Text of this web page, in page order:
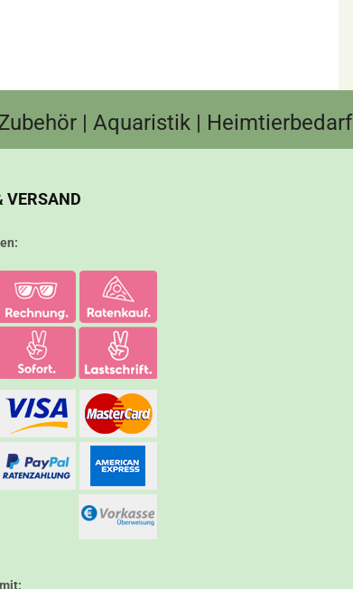
| Aquaristik | Heimtierbedarf
VERSAND